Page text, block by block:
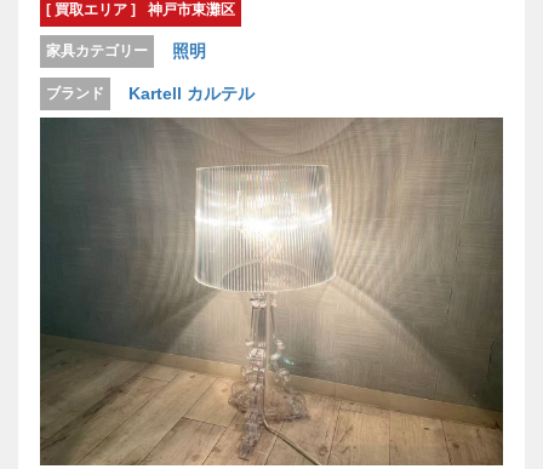
[ 買取エリア ] 神戸市東灘区
家具カテゴリー 照明
ブランド Kartell カルテル